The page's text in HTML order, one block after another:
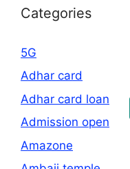
Categories
5G
Adhar card
Adhar card loan
Admission open
Amazone